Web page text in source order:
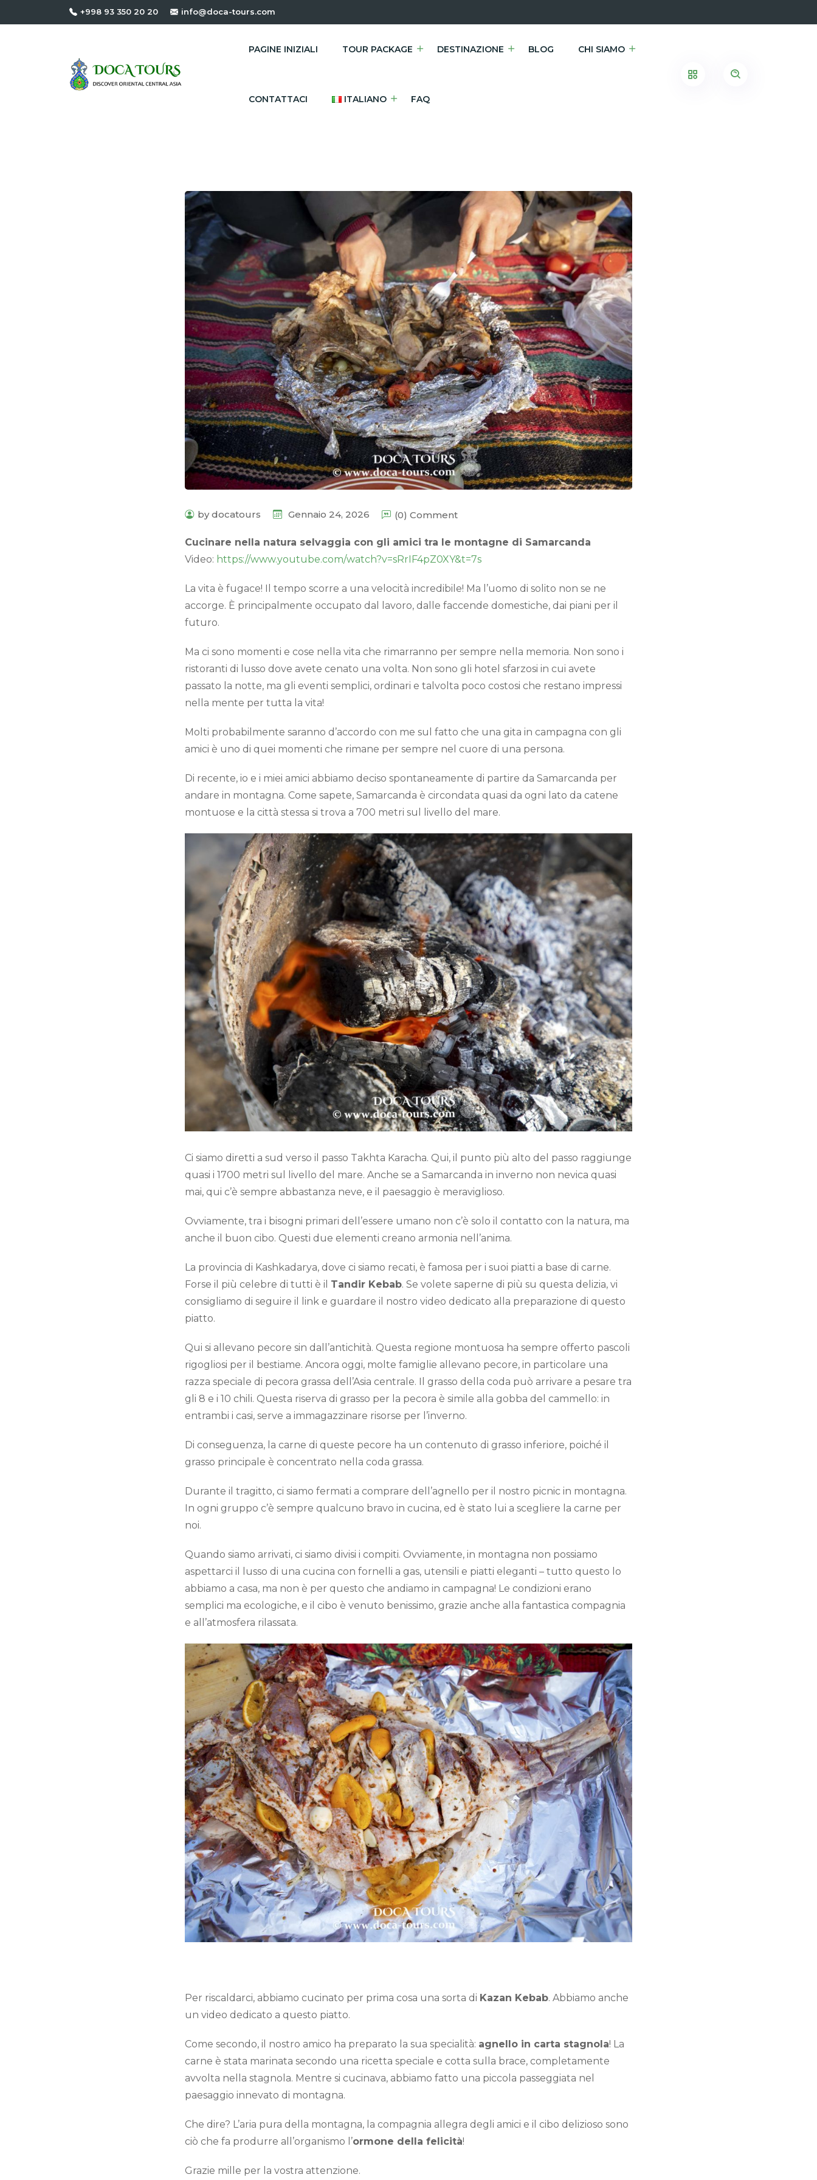
+998 93 350 20 20 info@doca-tours.com
PAGINE INIZIALI TOUR PACKAGE DESTINAZIONE BLOG CHI SIAMO
CONTATTACI ITALIANO FAQ
by docatours Gennaio 24, 2026 (0) Comment
Cucinare nella natura selvaggia con gli amici tra le montagne di Samarcanda
Video: https://www.youtube.com/watch?v=sRrIF4pZ0XY&t=7s
La vita è fugace! Il tempo scorre a una velocità incredibile! Ma l’uomo di solito non se ne
accorge. È principalmente occupato dal lavoro, dalle faccende domestiche, dai piani per il
futuro.
Ma ci sono momenti e cose nella vita che rimarranno per sempre nella memoria. Non sono i
ristoranti di lusso dove avete cenato una volta. Non sono gli hotel sfarzosi in cui avete
passato la notte, ma gli eventi semplici, ordinari e talvolta poco costosi che restano impressi
nella mente per tutta la vita!
Molti probabilmente saranno d’accordo con me sul fatto che una gita in campagna con gli
amici è uno di quei momenti che rimane per sempre nel cuore di una persona.
Di recente, io e i miei amici abbiamo deciso spontaneamente di partire da Samarcanda per
andare in montagna. Come sapete, Samarcanda è circondata quasi da ogni lato da catene
montuose e la città stessa si trova a 700 metri sul livello del mare.
Ci siamo diretti a sud verso il passo Takhta Karacha. Qui, il punto più alto del passo raggiunge
quasi i 1700 metri sul livello del mare. Anche se a Samarcanda in inverno non nevica quasi
mai, qui c’è sempre abbastanza neve, e il paesaggio è meraviglioso.
Ovviamente, tra i bisogni primari dell’essere umano non c’è solo il contatto con la natura, ma
anche il buon cibo. Questi due elementi creano armonia nell’anima.
La provincia di Kashkadarya, dove ci siamo recati, è famosa per i suoi piatti a base di carne.
Forse il più celebre di tutti è il Tandir Kebab. Se volete saperne di più su questa delizia, vi
consigliamo di seguire il link e guardare il nostro video dedicato alla preparazione di questo
piatto.
Qui si allevano pecore sin dall’antichità. Questa regione montuosa ha sempre offerto pascoli
rigogliosi per il bestiame. Ancora oggi, molte famiglie allevano pecore, in particolare una
razza speciale di pecora grassa dell’Asia centrale. Il grasso della coda può arrivare a pesare tra
gli 8 e i 10 chili. Questa riserva di grasso per la pecora è simile alla gobba del cammello: in
entrambi i casi, serve a immagazzinare risorse per l’inverno.
Di conseguenza, la carne di queste pecore ha un contenuto di grasso inferiore, poiché il
grasso principale è concentrato nella coda grassa.
Durante il tragitto, ci siamo fermati a comprare dell’agnello per il nostro picnic in montagna.
In ogni gruppo c’è sempre qualcuno bravo in cucina, ed è stato lui a scegliere la carne per
noi.
Quando siamo arrivati, ci siamo divisi i compiti. Ovviamente, in montagna non possiamo
aspettarci il lusso di una cucina con fornelli a gas, utensili e piatti eleganti – tutto questo lo
abbiamo a casa, ma non è per questo che andiamo in campagna! Le condizioni erano
semplici ma ecologiche, e il cibo è venuto benissimo, grazie anche alla fantastica compagnia
e all’atmosfera rilassata.
Per riscaldarci, abbiamo cucinato per prima cosa una sorta di Kazan Kebab. Abbiamo anche
un video dedicato a questo piatto.
Come secondo, il nostro amico ha preparato la sua specialità: agnello in carta stagnola! La
carne è stata marinata secondo una ricetta speciale e cotta sulla brace, completamente
avvolta nella stagnola. Mentre si cucinava, abbiamo fatto una piccola passeggiata nel
paesaggio innevato di montagna.
Che dire? L’aria pura della montagna, la compagnia allegra degli amici e il cibo delizioso sono
ciò che fa produrre all’organismo l’ormone della felicità!
Grazie mille per la vostra attenzione.